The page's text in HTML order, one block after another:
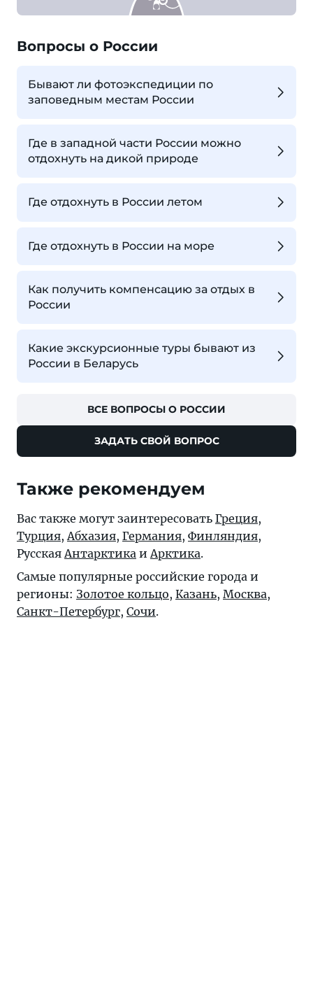
Вопросы о России
Бывают ли фотоэкспедиции по
заповедным местам России
Где в западной части России можно
отдохнуть на дикой природе
Где отдохнуть в России летом
Где отдохнуть в России на море
Как получить компенсацию за отдых в
России
Какие экскурсионные туры бывают из
России в Беларусь
ВСЕ ВОПРОСЫ О РОССИИ
ЗАДАТЬ СВОЙ ВОПРОС
Также рекомендуем
Вас также могут заинтересовать Греция,
Турция, Абхазия, Германия, Финляндия,
Русская Антарктика и Арктика.
Самые популярные российские города и
регионы: Золотое кольцо, Казань, Москва,
Санкт-Петербург, Сочи.